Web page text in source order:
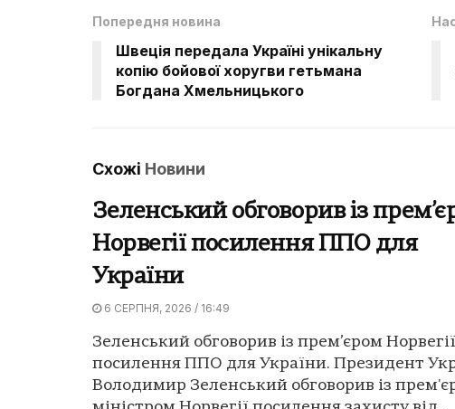
Попередня новина
Швеція передала Україні унікальну
копію бойової хоругви гетьмана
Богдана Хмельницького
Схожі Новини
Зеленський обговорив із
Норвегії посилення ППО для
України
6 СЕРПНЯ, 2026 / 16:49
Зеленський обговорив із прем’єром Норвегії
посилення ППО для України. Президент
Володимир Зеленський обговорив із